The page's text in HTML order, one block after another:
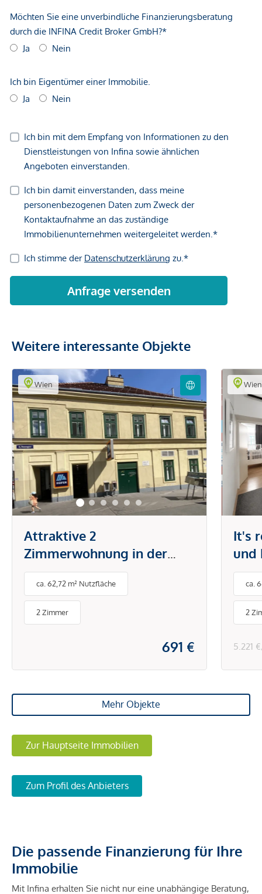
Weitere interessante Objekte
Wien
Attraktive 2
Zimmerwohnung in der
Brunnengasse
ca. 62,72 m² Nutzfläche
2 Zimmer
691 €
Wien
It's
und
&
ca.
2
5.221
Mehr Objekte
Zur Hauptseite Immobilien
Zum Profil des Anbieters
Die passende Finanzierung für Ihre
Immobilie
Mit Infina erhalten Sie nicht nur eine unabhängige Beratung,